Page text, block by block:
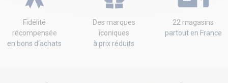
Fidélité
récompensée
en bons d'achats
Des marques
iconiques
à prix réduits
22 magasins
partout en France